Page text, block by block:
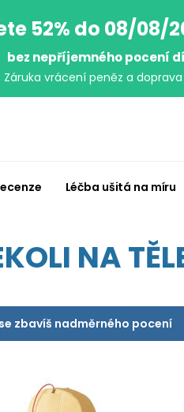
52% do 08/08/
bez nepříjemného pocení
Záruka vrácení peněz a
Léčba ušitá na míru
NA
zbavíš nadměrného pocení